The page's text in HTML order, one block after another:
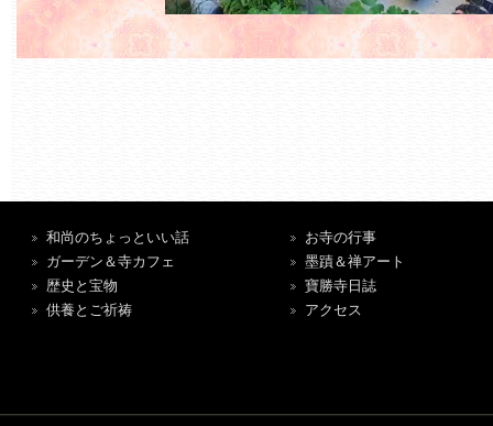
和尚のちょっといい話
ガーデン＆寺カフェ
歴史と宝物
供養とご祈祷
お寺の行事
墨蹟＆禅アート
寶勝寺日誌
アクセス